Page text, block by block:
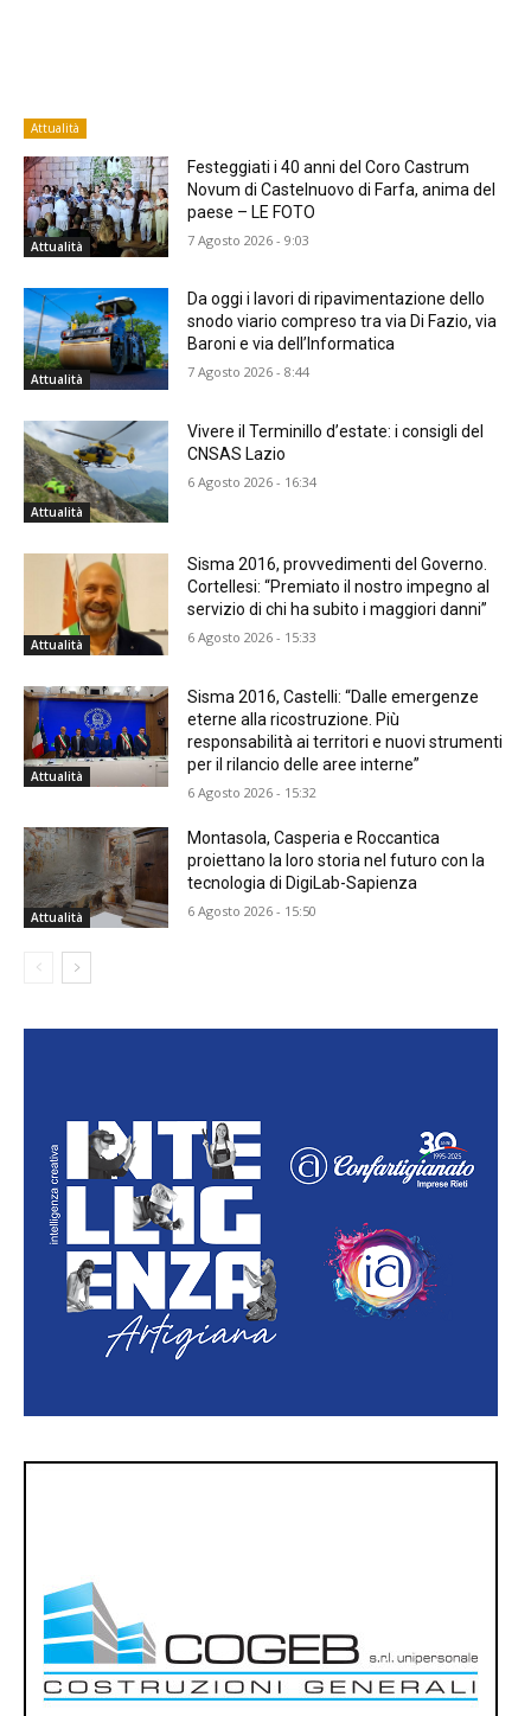
Attualità
Attualità
Festeggiati i 40 anni del Coro Castrum
Novum di Castelnuovo di Farfa, anima del
paese – LE FOTO
7 Agosto 2026 - 9:03
Attualità
Da oggi i lavori di ripavimentazione dello
snodo viario compreso tra via Di Fazio, via
Baroni e via dell’Informatica
7 Agosto 2026 - 8:44
Attualità
Vivere il Terminillo d’estate: i consigli del
CNSAS Lazio
6 Agosto 2026 - 16:34
Attualità
Sisma 2016, provvedimenti del Governo.
Cortellesi: “Premiato il nostro impegno al
servizio di chi ha subito i maggiori danni”
6 Agosto 2026 - 15:33
Attualità
Sisma 2016, Castelli: “Dalle emergenze
eterne alla ricostruzione. Più
responsabilità ai territori e nuovi strumenti
per il rilancio delle aree interne”
6 Agosto 2026 - 15:32
Attualità
Montasola, Casperia e Roccantica
proiettano la loro storia nel futuro con la
tecnologia di DigiLab-Sapienza
6 Agosto 2026 - 15:50